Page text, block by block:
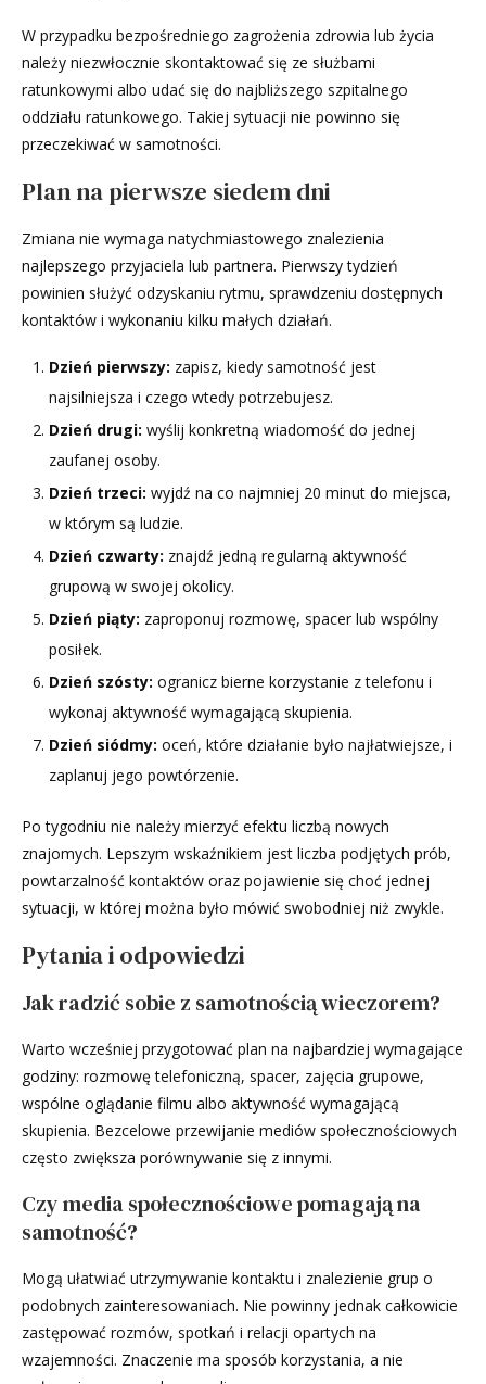
W przypadku bezpośredniego zagrożenia zdrowia lub życia
należy niezwłocznie skontaktować się ze służbami
ratunkowymi albo udać się do najbliższego szpitalnego
oddziału ratunkowego. Takiej sytuacji nie powinno się
przeczekiwać w samotności.
Plan na pierwsze siedem dni
Zmiana nie wymaga natychmiastowego znalezienia
najlepszego przyjaciela lub partnera. Pierwszy tydzień
powinien służyć odzyskaniu rytmu, sprawdzeniu dostępnych
kontaktów i wykonaniu kilku małych działań.
Dzień pierwszy: zapisz, kiedy samotność jest
najsilniejsza i czego wtedy potrzebujesz.
Dzień drugi: wyślij konkretną wiadomość do jednej
zaufanej osoby.
Dzień trzeci: wyjdź na co najmniej 20 minut do miejsca,
w którym są ludzie.
Dzień czwarty: znajdź jedną regularną aktywność
grupową w swojej okolicy.
Dzień piąty: zaproponuj rozmowę, spacer lub wspólny
posiłek.
Dzień szósty: ogranicz bierne korzystanie z telefonu i
wykonaj aktywność wymagającą skupienia.
Dzień siódmy: oceń, które działanie było najłatwiejsze, i
zaplanuj jego powtórzenie.
Po tygodniu nie należy mierzyć efektu liczbą nowych
znajomych. Lepszym wskaźnikiem jest liczba podjętych prób,
powtarzalność kontaktów oraz pojawienie się choć jednej
sytuacji, w której można było mówić swobodniej niż zwykle.
Pytania i odpowiedzi
Jak radzić sobie z samotnością wieczorem?
Warto wcześniej przygotować plan na najbardziej wymagające
godziny: rozmowę telefoniczną, spacer, zajęcia grupowe,
wspólne oglądanie filmu albo aktywność wymagającą
skupienia. Bezcelowe przewijanie mediów społecznościowych
często zwiększa porównywanie się z innymi.
Czy media społecznościowe pomagają na
samotność?
Mogą ułatwiać utrzymywanie kontaktu i znalezienie grup o
podobnych zainteresowaniach. Nie powinny jednak całkowicie
zastępować rozmów, spotkań i relacji opartych na
wzajemności. Znaczenie ma sposób korzystania, a nie